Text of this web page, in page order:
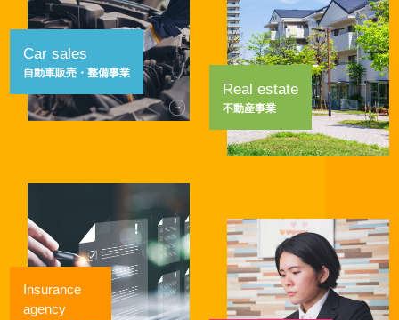
Car sales
自動車販売・整備事業
Real estate
不動産事業
Insurance
agency